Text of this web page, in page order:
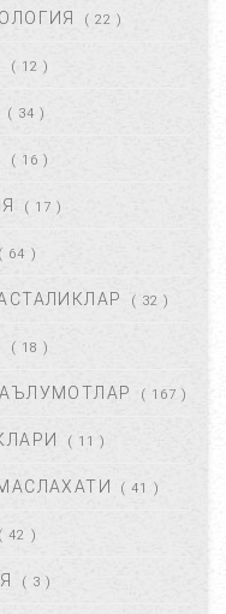
22, 2017 77426
СОХАСИ НИМА
САРАТОНИНИ
24, 2017
УНИНГ
06, 2018 59831
БОЛА
ВА
17, 2017
( 22 )
( 12 )
( 34 )
( 16 )
( 17 )
( 64 )
( 32 )
( 18 )
( 167 )
( 11 )
( 41 )
( 42 )
( 3 )